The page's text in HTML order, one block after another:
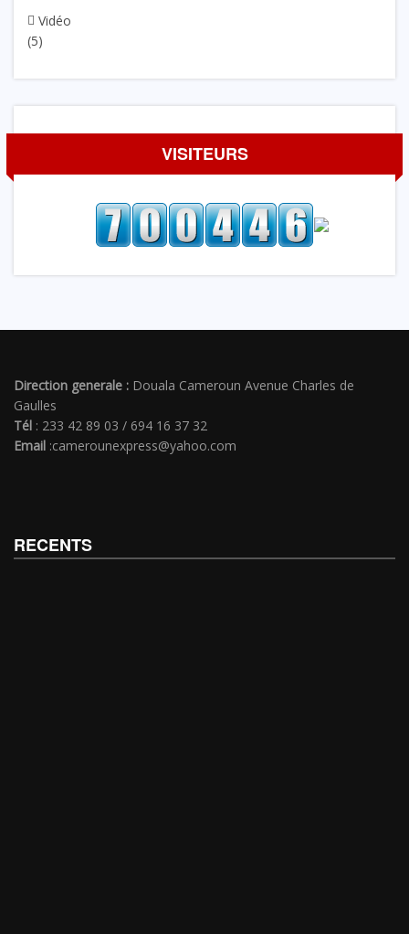
Vidéo
(5)
VISITEURS
Direction generale : Douala Cameroun Avenue Charles de
Gaulles
Tél : 233 42 89 03 / 694 16 37 32
Email :camerounexpress@yahoo.com
RECENTS